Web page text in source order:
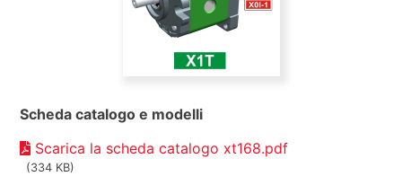
Scheda catalogo e modelli
Scarica la scheda catalogo xt168.pdf
(334 KB)